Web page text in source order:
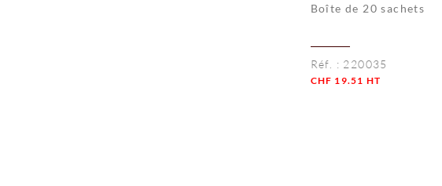
Boîte de 20 sachets
Réf. : 220035
CHF 19.51 HT